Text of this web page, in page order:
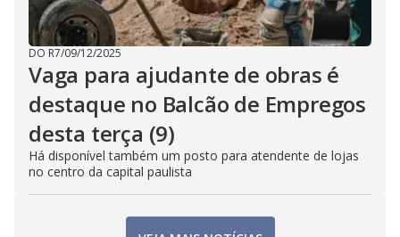
DO R7/09/12/2025
Vaga para ajudante de obras é
destaque no Balcão de Empregos
desta terça (9)
Há disponível também um posto para atendente de lojas
no centro da capital paulista